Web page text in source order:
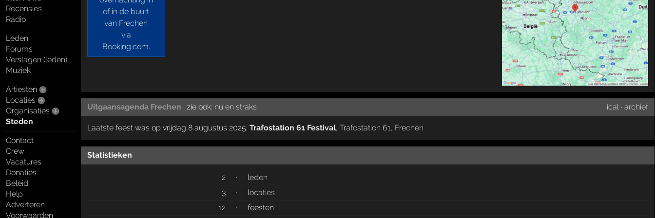
Recensies
Radio
Leden
Forums
Verslagen (leden)
Muziek
Artiesten
Locaties
Organisaties
Steden
Contact
Crew
Vacatures
Donaties
Beleid
Help
Adverteren
Voorwaarden
Uitgaansagenda Frechen · zie ook: nu en straks ical ·archief
Laatste feest was op vrijdag 8 augustus 2025: Trafostation 61 Festival, Trafostation 61, Frechen
Statistieken
2 ·
leden
3
·
locaties
12
· feesten